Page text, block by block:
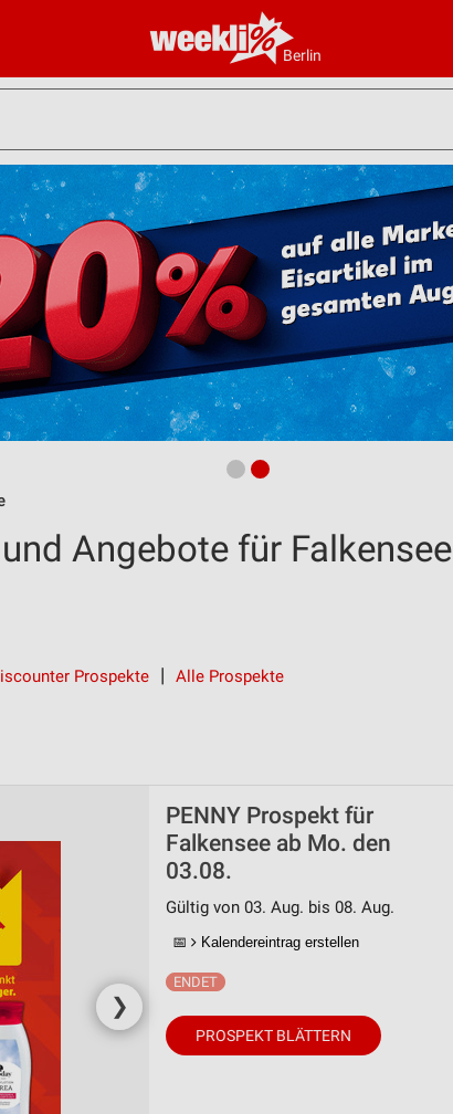
Berlin
Angebote für Falkensee
Prospekte Alle Prospekte
❯
PENNY Prospekt für
Falkensee ab Mo. den
03.08.
Gültig von 03. Aug. bis 08. Aug.
📅 Kalendereintrag erstellen
PROSPEKT BLÄTTERN